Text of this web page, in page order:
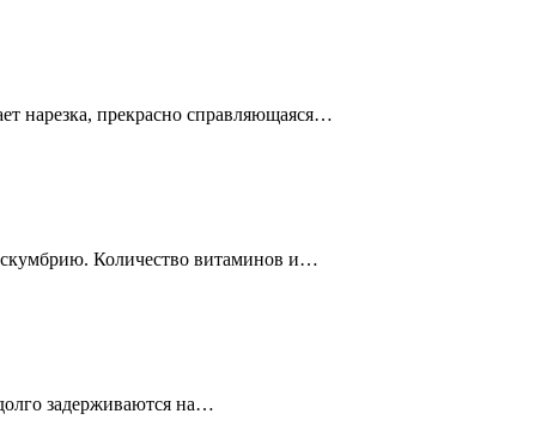
нарезка, прекрасно справляющаяся…
Количество витаминов и…
задерживаются на…